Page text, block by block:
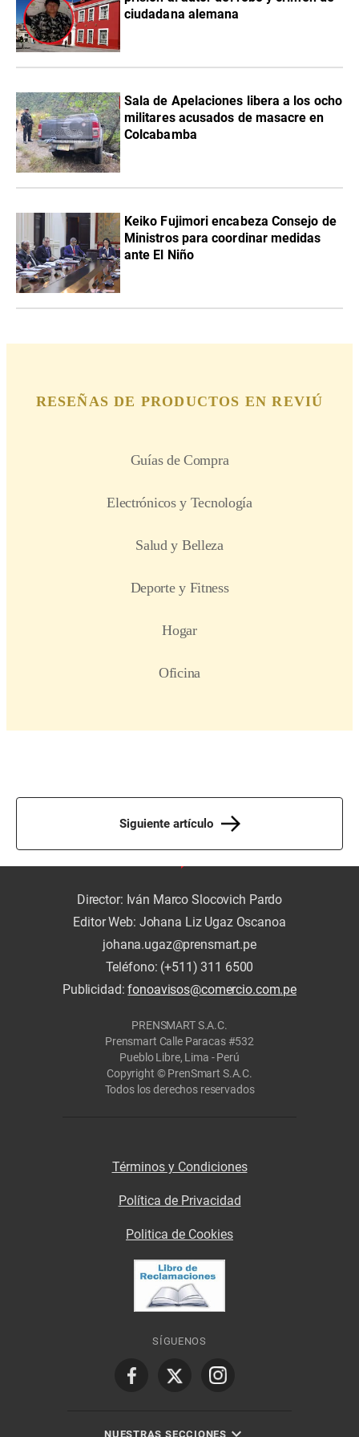
ciudadana alemana
Sala de Apelaciones libera a los ocho
militares acusados de masacre en
Colcabamba
Keiko Fujimori encabeza Consejo de
Ministros para coordinar medidas
ante El Niño
Siguiente artículo
Director: Iván Marco Slocovich Pardo
Editor Web: Johana Liz Ugaz Oscanoa
johana.ugaz@prensmart.pe
Teléfono: (+511) 311 6500
Publicidad:fonoavisos@comercio.com.pe
PRENSMART S.A.C.
Prensmart Calle Paracas #532
Pueblo Libre, Lima - Perú
Copyright © PrenSmart S.A.C.
Todos los derechos reservados
Términos y Condiciones
Política de Privacidad
Politica de Cookies
SÍGUENOS
NUESTRAS SECCIONES